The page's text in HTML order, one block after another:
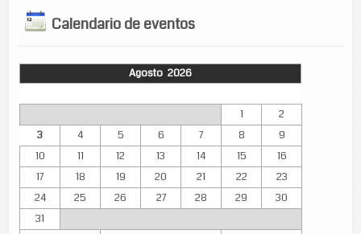
Calendario de eventos
Agosto 2026
1
2
3
4 5 6 7 8
9
10
11 12 13 14 15
16
17
18 19 20 21 22
23
24
25 26 27 28 29
30
31